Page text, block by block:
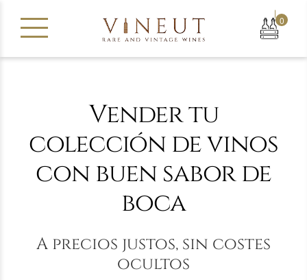
0
|
Vender tu
colección de vinos
con buen sabor de
boca
A precios justos, sin costes
ocultos